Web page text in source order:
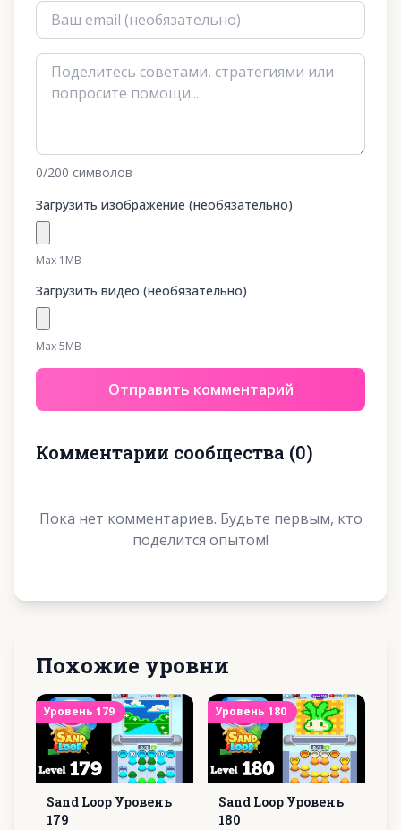
0/200 символов
Загрузить изображение (необязательно)
Max 1MB
Загрузить видео (необязательно)
Max 5MB
Отправить комментарий
Комментарии сообщества (0)
Пока нет комментариев. Будьте первым, кто
поделится опытом!
Похожие уровни
Уровень 179
Sand Loop Уровень
179
Уровень 180
Sand Loop Уровень
180